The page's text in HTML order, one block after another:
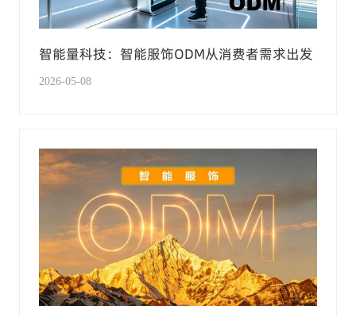
智能量科技：智能服饰ODM从消费者需求出发
2026-05-08